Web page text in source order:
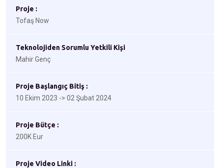
Proje :
Tofaş Now
Teknolojiden Sorumlu Yetkili Kişi
Mahir Genç
Proje Başlangıç Bitiş :
10 Ekim 2023 -> 02 Şubat 2024
Proje Bütçe :
200K Eur
Proje Video Linki :